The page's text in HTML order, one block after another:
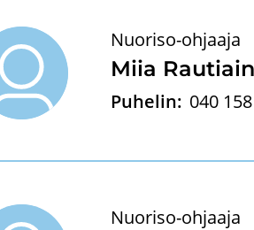
Miia
Nuoriso-ohjaaja
Puhelin: 040
Nuoriso-ohjaaja